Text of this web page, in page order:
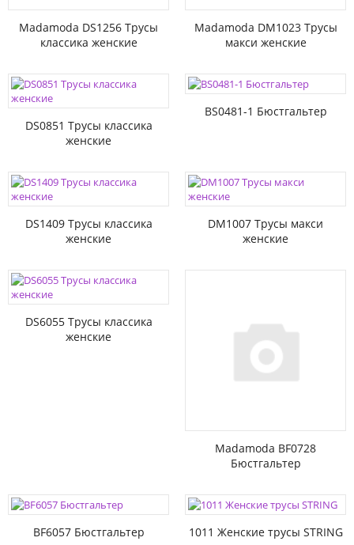
Madamoda DS1256 Трусы
классика женские
Madamoda DM1023 Трусы
макси женские
DS0851 Трусы классика
женские
BS0481-1 Бюстгальтер
DS1409 Трусы классика
женские
DM1007 Трусы макси
женские
DS6055 Трусы классика
женские
Madamoda BF0728
Бюстгальтер
BF6057 Бюстгальтер 1011 Женские трусы STRING